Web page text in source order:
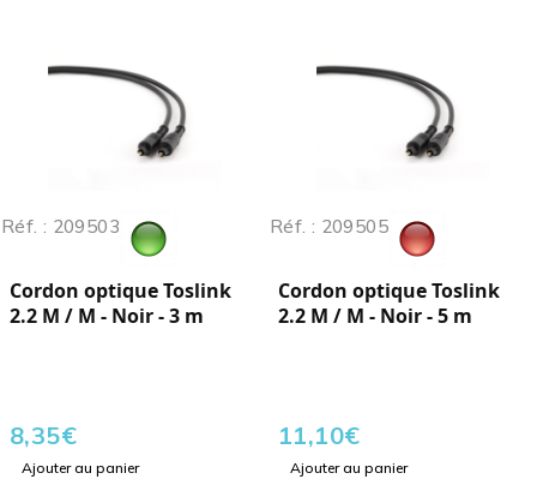
Réf. : 209503
Cordon optique Toslink
2.2 M / M - Noir - 3 m
8,35€
Ajouter au panier
Réf. : 209505
Cordon optique Toslink
2.2 M / M - Noir - 5 m
11,10€
Ajouter au panier